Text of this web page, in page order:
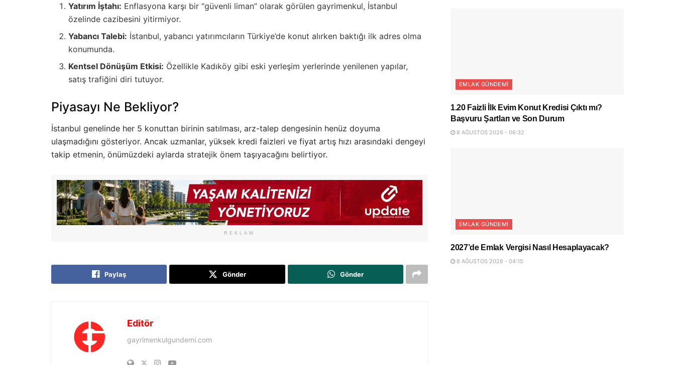
Yatırım İştahı: Enflasyona karşı bir “güvenli liman” olarak görülen gayrimenkul, İstanbul
özelinde cazibesini yitirmiyor.
Yabancı Talebi: İstanbul, yabancı yatırımcıların Türkiye’de konut alırken baktığı ilk adres olma
konumunda.
Kentsel Dönüşüm Etkisi: Özellikle Kadıköy gibi eski yerleşim yerlerinde yenilenen yapılar,
satış trafiğini diri tutuyor.
Piyasayı Ne Bekliyor?
İstanbul genelinde her 5 konuttan birinin satılması, arz-talep dengesinin henüz doyuma
ulaşmadığını gösteriyor. Ancak uzmanlar, yüksek kredi faizleri ve fiyat artış hızı arasındaki dengeyi
takip etmenin, önümüzdeki aylarda stratejik önem taşıyacağını belirtiyor.
REKLAM
Paylaş Gönder Gönder
Editör
gayrimenkulgundemi.com
EMLAK GÜNDEMI
1.20 Faizli İlk Evim Konut Kredisi Çıktı mı?
Başvuru Şartları ve Son Durum
8 AĞUSTOS 2026 - 06:32
EMLAK GÜNDEMI
2027’de Emlak Vergisi Nasıl Hesaplayacak?
8 AĞUSTOS 2026 - 04:15